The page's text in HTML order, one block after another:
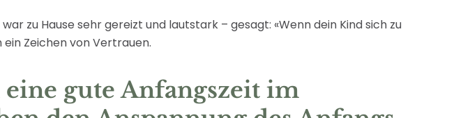
zu Hause sehr gereizt und lautstark – gesagt: «Wenn dein Kind sich zu
ein Zeichen von Vertrauen.
gute Anfangszeit im